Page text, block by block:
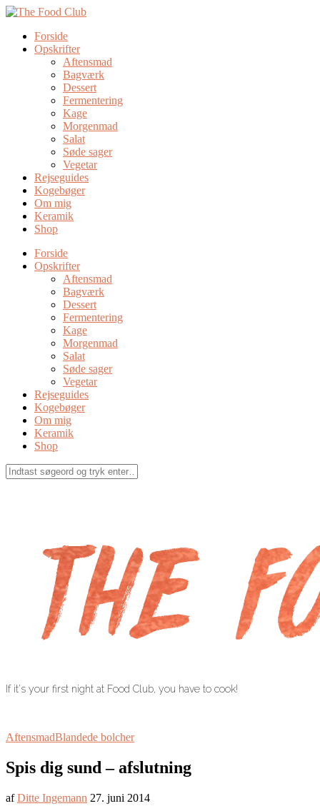
Forside
Opskrifter
Aftensmad
Bagværk
Dessert
Fermentering
Kage
Morgenmad
Salat
Søde sager
Vegetar
Rejseguides
Kogebøger
Om mig
Keramik
Shop
Forside
Opskrifter
Aftensmad
Bagværk
Dessert
Fermentering
Kage
Morgenmad
Salat
Søde sager
Vegetar
Rejseguides
Kogebøger
Om mig
Keramik
Shop
If it's your first night at Food Club, you have to cook!
AftensmadBlandede bolcher
Spis dig sund – afslutning
afDitte Ingemann 27. juni 2014